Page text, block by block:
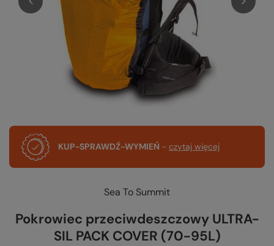
KUP-SPRAWDŹ-WYMIEŃ - czytaj więcej
Sea To Summit
Pokrowiec przeciwdeszczowy ULTRA-
SIL PACK COVER (70-95L)